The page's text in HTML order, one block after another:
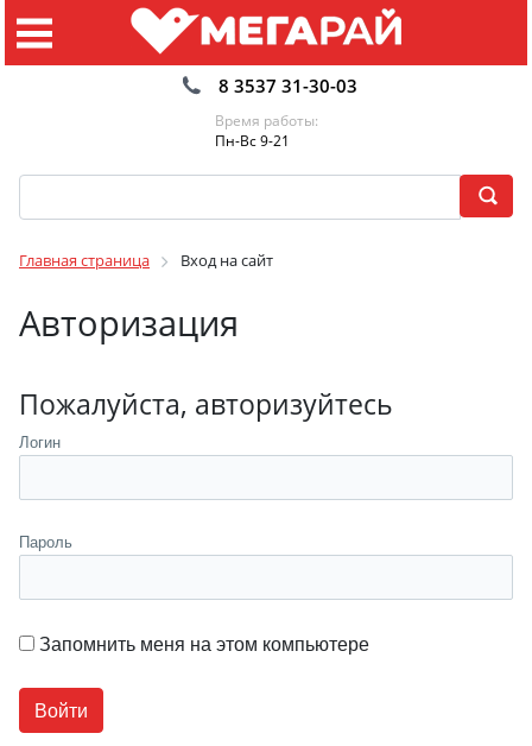
8 3537 31-30-03
Время работы:
Пн-Вс 9-21
Главная страница Вход на сайт
Авторизация
Пожалуйста, авторизуйтесь
Логин
Пароль
Запомнить меня на этом компьютере